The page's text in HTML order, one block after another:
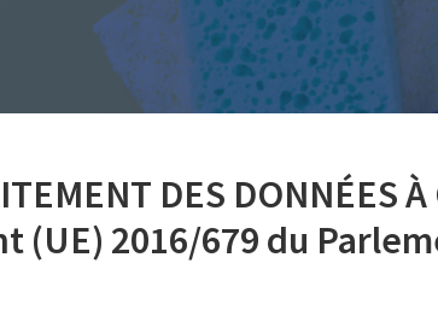
et ciment
DES DONNÉES
(UE) 2016/679 du